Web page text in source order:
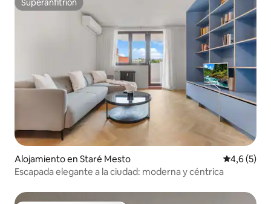
Superanfitrión
Superanfitrión
Alojamiento en Staré Mesto
4,6 (5)
Escapada elegante a la ciudad: moderna y céntrica